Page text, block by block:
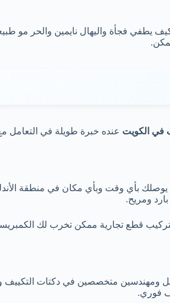
يطفي فجأة واليهال نايمين والحر
في الكويت عنده خبرة طويلة في التعامل
يوصلك بأي وقت وبأي مكان في منطقة
ومريح.
قطع تجارية ممكن تخرب لك
ومهندسين متخصصين في دكتات التكييف
فوري.